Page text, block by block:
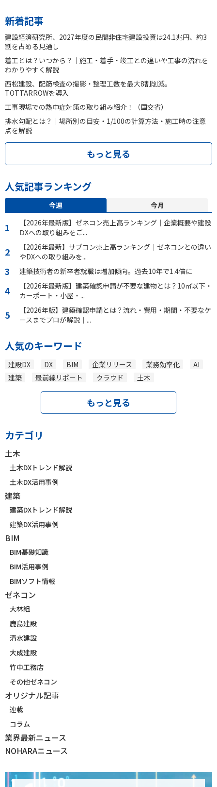
新着記事
建設経済研究所、2027年度の民間非住宅建設投資は24.1兆円、約3
割を占める見通し
着工とは？いつから？｜施工・着手・竣工との違いや工事の流れを
わかりやすく解説
西松建設、配筋検査の撮影・整理工数を最大8割削減。
TOTTARROWを導入
工事現場での熱中症対策の取り組み紹介！（国交省）
排水勾配とは？｜場所別の目安・1/100の計算方法・施工時の注意
点を解説
もっと見る
人気記事ランキング
今週
今月
【2026年最新版】ゼネコン売上高ランキング｜企業概要や建設
ⅮXへの取り組みをご...
【2026年最新】サブコン売上高ランキング｜ゼネコンとの違い
やDXへの取り組みを...
建築技術者の新卒者就職は増加傾向。過去10年で1.4倍に
【2026年最新版】建築確認申請が不要な建物とは？10㎡以下・
カーポート・小屋・...
【2026年版】建築確認申請とは？流れ・費用・期間・不要なケ
ースまでプロが解説｜...
人気のキーワード
建設DX DX BIM 企業リリース 業務効率化
AI
建築
最前線リポート クラウド 土木
もっと見る
カテゴリ
土木
土木DXトレンド解説
土木DX活用事例
建築
建築DXトレンド解説
建築DX活用事例
BIM
BIM基礎知識
BIM活用事例
BIMソフト情報
ゼネコン
大林組
鹿島建設
清水建設
大成建設
竹中工務店
その他ゼネコン
オリジナル記事
連載
コラム
業界最新ニュース
NOHARAニュース